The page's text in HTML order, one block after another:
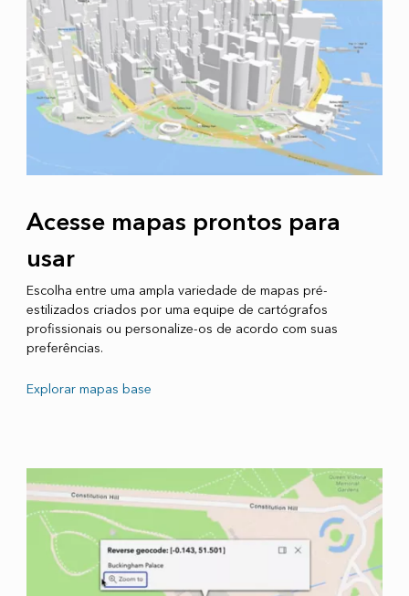
Acesse mapas prontos para
usar
Escolha entre uma ampla variedade de mapas pré-
estilizados criados por uma equipe de cartógrafos
profissionais ou personalize-os de acordo com suas
preferências.
Explorar mapas base